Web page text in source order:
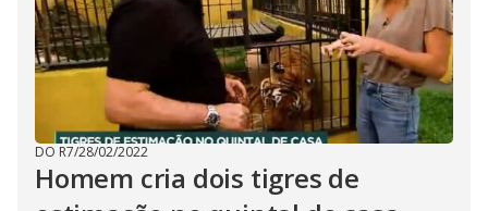
DO R7/28/02/2022
Homem cria dois tigres de